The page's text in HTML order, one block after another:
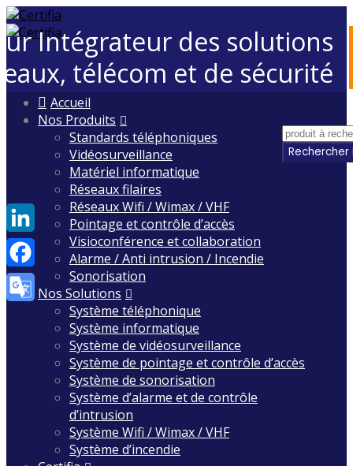
Intégrateur des solutions
télécom et de sécurité
Skip
Accueil
Nos Produits
Standards téléphoniques
Vidéosurveillance
Matériel informatique
Réseaux filaires
Réseaux Wifi / Wimax / VHF
Pointage et contrôle d’accès
Visioconférence et collaboration
Alarme / Anti intrusion / Incendie
Sonorisation
Nos Solutions
Système téléphonique
Système informatique
Système de vidéosurveillance
Système de pointage et contrôle d’accès
Système de sonorisation
Système d’alarme et de contrôle
d’intrusion
Système Wifi / Wimax / VHF
Système d’incendie
LinkedIn
Facebook
Translate